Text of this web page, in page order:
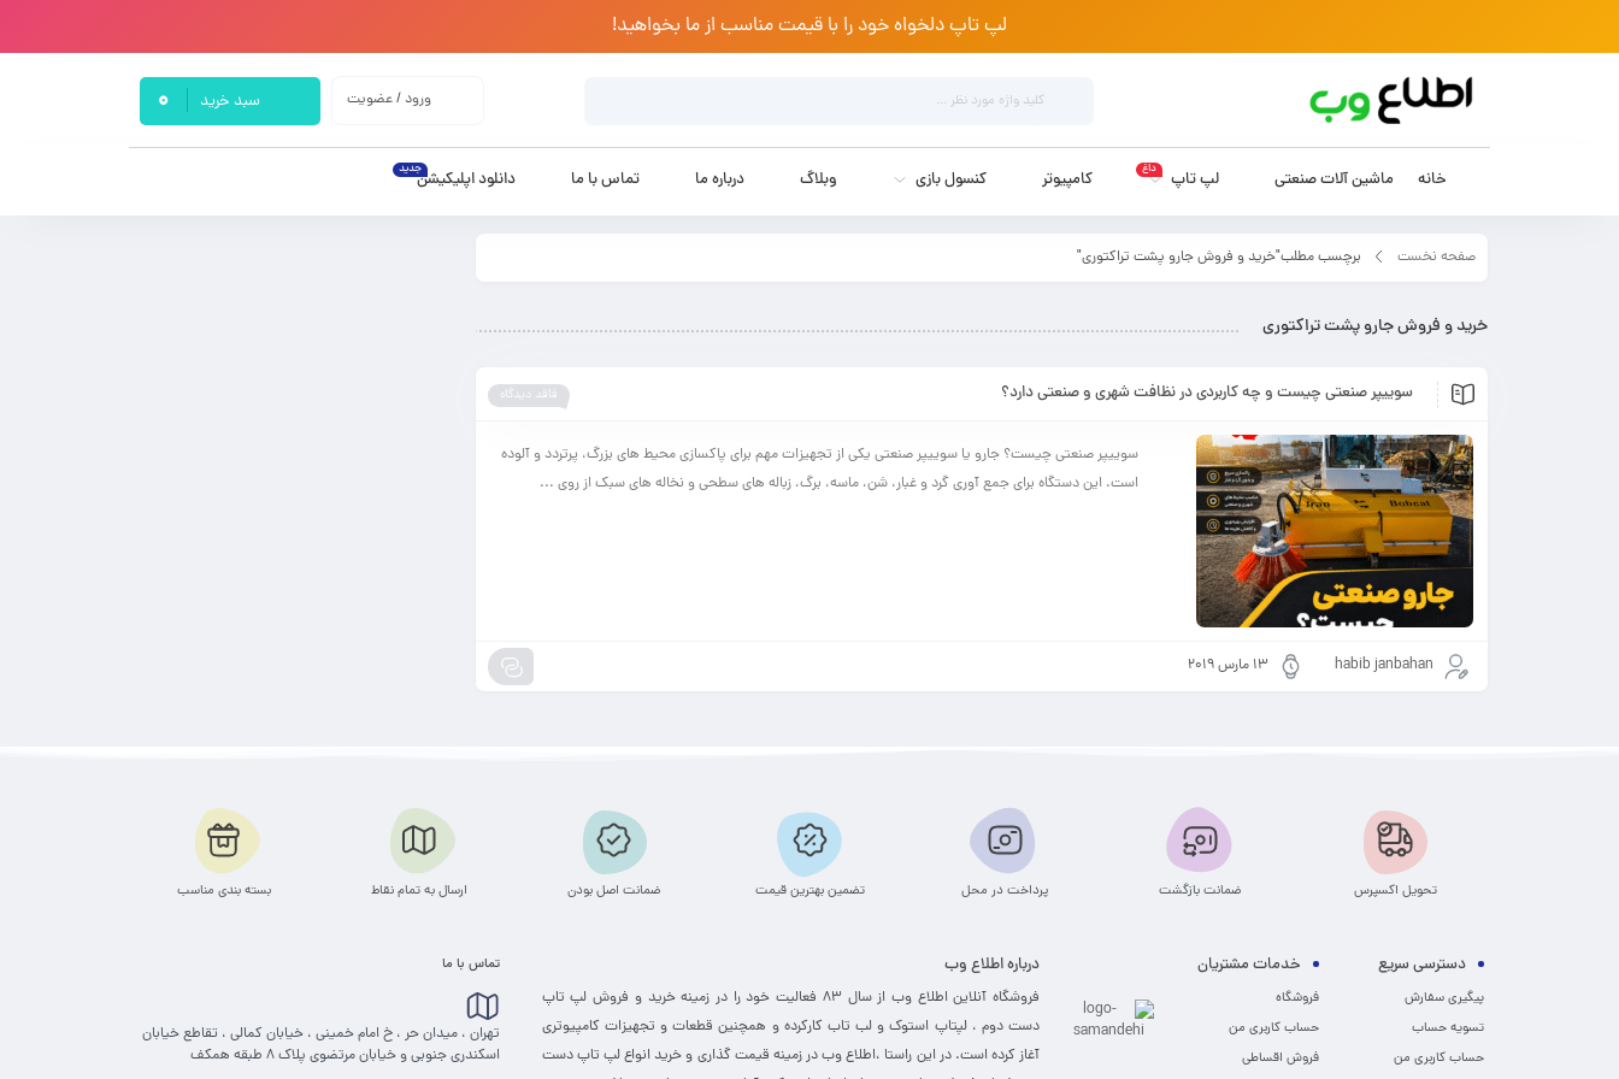
لپ تاپ دلخواه خود را با قیمت مناسب از ما بخواهید!
ورود / عضویت سبد خرید 0
خانه ماشین آلات صنعتی لپ تاپ داغ کامپیوتر کنسول بازی وبلاگ درباره ما تماس با ما دانلود اپلیکیشنجدید
صفحه نخست برچسب مطلب"خرید و فروش جارو پشت تراکتوری"
خرید و فروش جارو پشت تراکتوری
فاقد دیدگاه سوییپر صنعتی چیست و چه کاربردی در نظافت شهری و صنعتی دارد؟
سوییپر صنعتی چیست؟ جارو یا سوییپر صنعتی یکی از تجهیزات مهم برای پاکسازی محیط های بزرگ، پرتردد و آلوده
است. این دستگاه برای جمع آوری گرد و غبار، شن، ماسه، برگ، زباله های سطحی و نخاله های سبک از روی ...
habib janbahan 13 مارس 2019
تحویل اکسپرس ضمانت بازگشت پرداخت در محل تضمین بهترین قیمت ضمانت اصل بودن ارسال به تمام نقاط بسته بندی مناسب
دسترسی سریع
پیگیری سفارش
تسویه حساب
حساب کاربری من
خدمات مشتریان
فروشگاه
حساب کاربری من
فروش اقساطی
درباره اطلاع وب
فروشگاه آنلاین اطلاع وب از سال 83 فعالیت خود را در زمینه خرید و فروش لپ تاپ
دست دوم ، لپتاپ استوک و لب تاب کارکرده و همچنین قطعات و تجهیزات کامپیوتری
آغاز کرده است. در این راستا ،‌اطلاع وب در زمینه قیمت گذاری و خرید انواع لپ تاپ دست
تماس با ما
تهران ، میدان حر ، خ امام خمینی ، خیابان کمالی ، تقاطع خیابان
اسکندری جنوبی و خیابان مرتضوی پلاک 8 طبقه همکف